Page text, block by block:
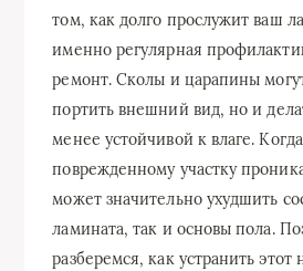
том, как долго прослужит ваш
именно регулярная
ремонт. Сколы и царапины
портить внешний вид, но и
менее устойчивой к влаге.
поврежденному участку
может значительно ухудшить
ламината, так и основы пола.
разберемся, как устранить